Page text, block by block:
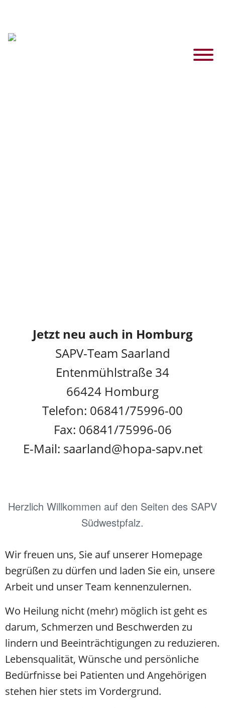
Jetzt neu auch in Homburg
SAPV-Team Saarland
Entenmühlstraße 34
66424 Homburg
Telefon: 06841/75996-00
Fax: 06841/75996-06
E-Mail: saarland@hopa-sapv.net
Herzlich Willkommen auf den Seiten des SAPV
Südwestpfalz.
Wir freuen uns, Sie auf unserer Homepage
begrüßen zu dürfen und laden Sie ein, unsere
Arbeit und unser Team kennenzulernen.
Wo Heilung nicht (mehr) möglich ist geht es
darum, Schmerzen und Beschwerden zu
lindern und Beeinträchtigungen zu reduzieren.
Lebensqualität, Wünsche und persönliche
Bedürfnisse bei Patienten und Angehörigen
stehen hier stets im Vordergrund.